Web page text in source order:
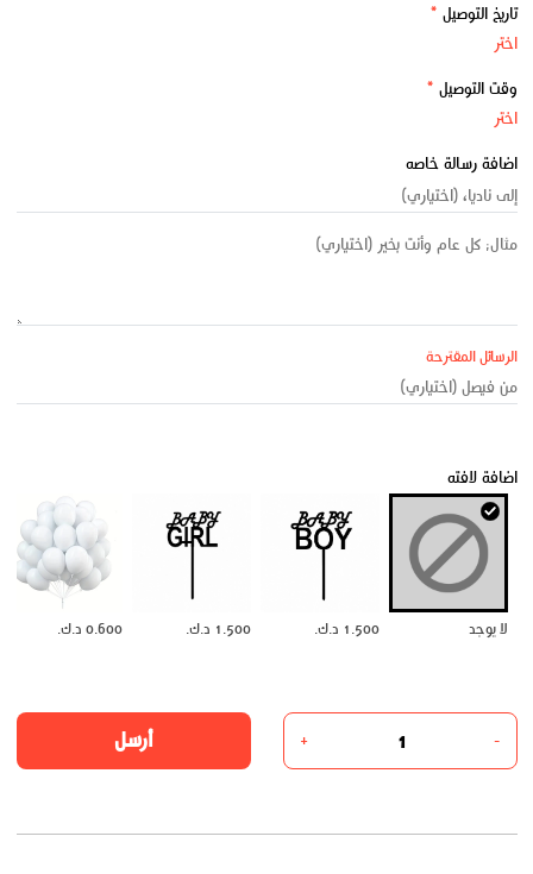
تاريخ التوصيل *
وقت التوصيل *
اضافة رسالة خاصه
الرسائل المقترحة
اضافة لافته
لا يوجد 1.500 د.ك. 1.500 د.ك. 0.600 د.ك.
-
+ أرسل